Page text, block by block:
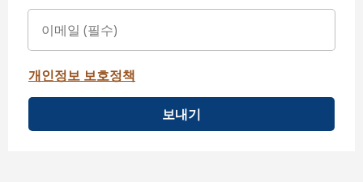
개인정보 보호정책
보내기